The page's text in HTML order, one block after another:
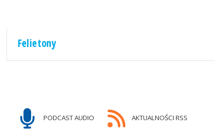
Felietony
PODCAST AUDIO AKTUALNOŚCI RSS